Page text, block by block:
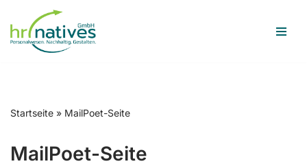
Zum
Startseite » MailPoet-Seite
MailPoet-Seite